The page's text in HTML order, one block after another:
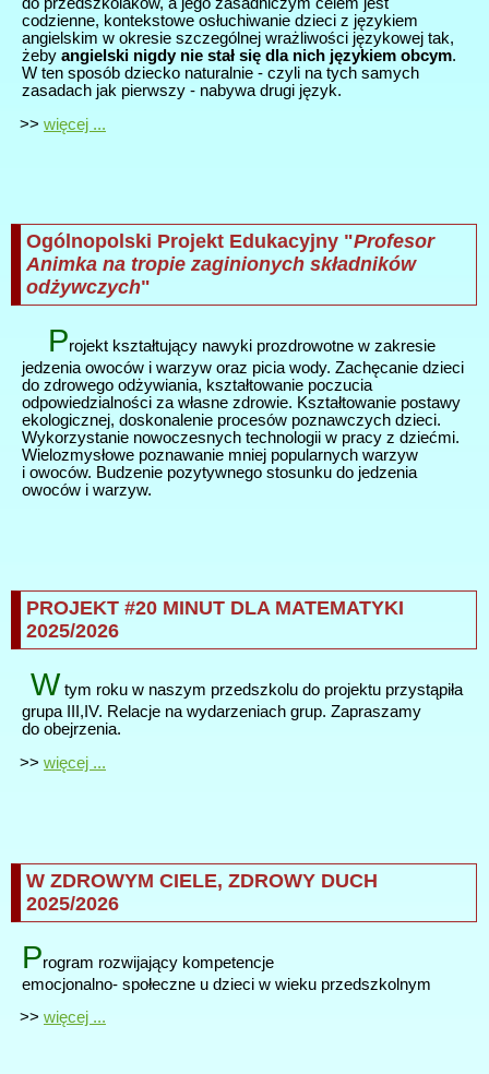
codzienne, kontekstowe osłuchiwanie dzieci z językiem
angielskim w okresie szczególnej wrażliwości językowej tak,
żeby angielski nigdy nie stał się dla nich językiem obcym.
W ten sposób dziecko naturalnie - czyli na tych samych
zasadach jak pierwszy - nabywa drugi język.
>> więcej ...
Ogólnopolski Projekt Edukacyjny "Profesor
Animka na tropie zaginionych składników
odżywczych"
Projekt kształtujący nawyki prozdrowotne w zakresie
jedzenia owoców i warzyw oraz picia wody. Zachęcanie dzieci
do zdrowego odżywiania, kształtowanie poczucia
odpowiedzialności za własne zdrowie. Kształtowanie postawy
ekologicznej, doskonalenie procesów poznawczych dzieci.
Wykorzystanie nowoczesnych technologii w pracy z dziećmi.
Wielozmysłowe poznawanie mniej popularnych warzyw
i owoców. Budzenie pozytywnego stosunku do jedzenia
owoców i warzyw.
PROJEKT #20 MINUT DLA MATEMATYKI
2025/2026
W tym roku w naszym przedszkolu do projektu przystąpiła
grupa III,IV. Relacje na wydarzeniach grup. Zapraszamy
do obejrzenia.
>> więcej ...
W ZDROWYM CIELE, ZDROWY DUCH
2025/2026
Program rozwijający kompetencje
emocjonalno- społeczne u dzieci w wieku przedszkolnym
>> więcej ...